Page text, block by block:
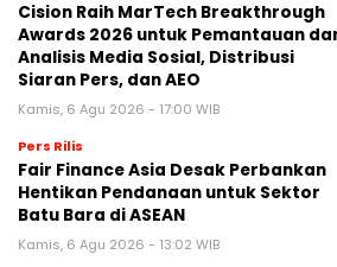
Cision Raih MarTech Breakthrough
Awards 2026 untuk Pemantauan
Analisis Media Sosial, Distribusi
Siaran Pers, dan AEO
Kamis, 6 Agu 2026 - 17:00 WIB
Pers Rilis
Fair Finance Asia Desak Perbankan
Hentikan Pendanaan untuk Sektor
Batu Bara di ASEAN
Kamis, 6 Agu 2026 - 13:02 WIB